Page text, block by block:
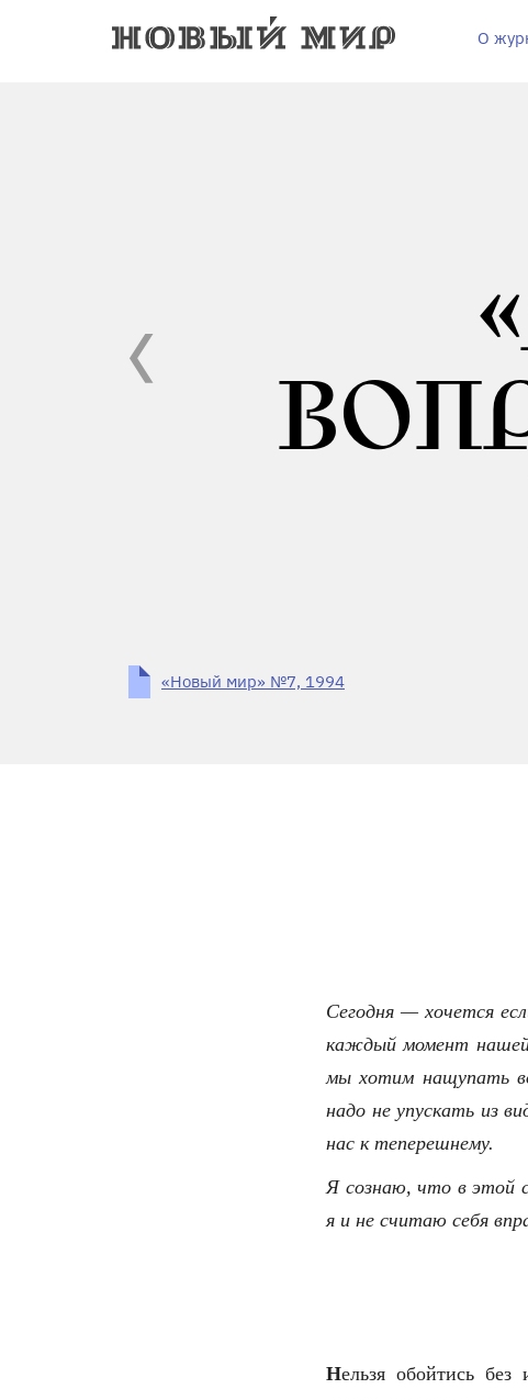
О
«Новый мир» №7, 1994
Сегодня — хочется
каждый момент
мы хотим нащупать
надо не упускать из
нас к теперешнему.
Я сознаю, что в этой
я и не считаю себя
Нельзя обойтись без